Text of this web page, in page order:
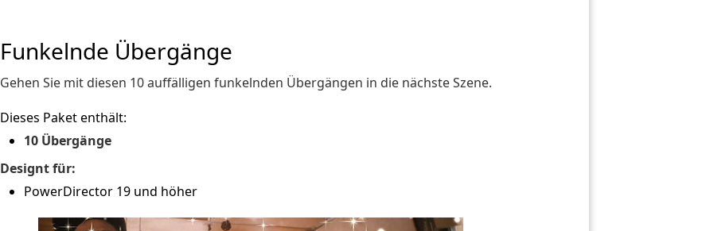
Funkelnde Übergänge
Gehen Sie mit diesen 10 auffälligen funkelnden Übergängen in die nächste Szene.
Dieses Paket enthält:
10 Übergänge
Designt für:
PowerDirector 19 und höher